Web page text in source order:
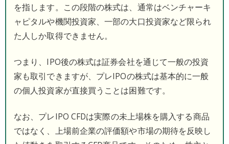
を指します。この段階の株式は、通常はベンチャーキ
ャピタルや機関投資家、一部の大口投資家など限られ
た人しか取得できません。
つまり、IPO後の株式は証券会社を通じて一般の投資
家も取引できますが、プレIPOの株式は基本的に一般
の個人投資家が直接買うことは困難です。
なお、プレIPO CFDは実際の未上場株を購入する商品
ではなく、上場前企業の評価額や市場の期待を反映し